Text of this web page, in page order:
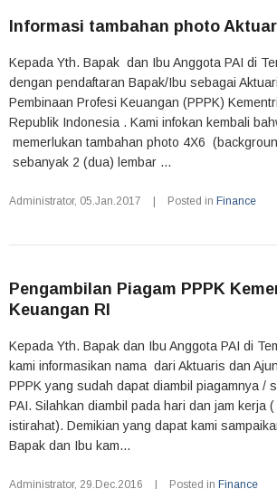
Informasi tambahan photo
Kepada Yth. Bapak dan Ibu Anggota PAI di
dengan pendaftaran Bapak/Ibu sebagai
Pembinaan Profesi Keuangan (PPPK)
Republik Indonesia . Kami infokan kembali
memerlukan tambahan photo 4X6
sebanyak 2 (dua) lembar ...
Administrator, 05.Jan.2017 Posted in Finance
Pengambilan Piagam PPPK
Keuangan RI
Kepada Yth. Bapak dan Ibu Anggota PAI di
kami informasikan nama dari Aktuaris dan
PPPK yang sudah dapat diambil piagamnya /
PAI. Silahkan diambil pada hari dan jam kerja
istirahat). Demikian yang dapat kami
Bapak dan Ibu kam...
Administrator, 29.Dec.2016 Posted in Finance